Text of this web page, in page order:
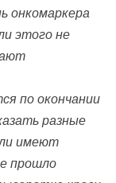
онкомаркера
этого не
по окончании
разные
имеют
прошло